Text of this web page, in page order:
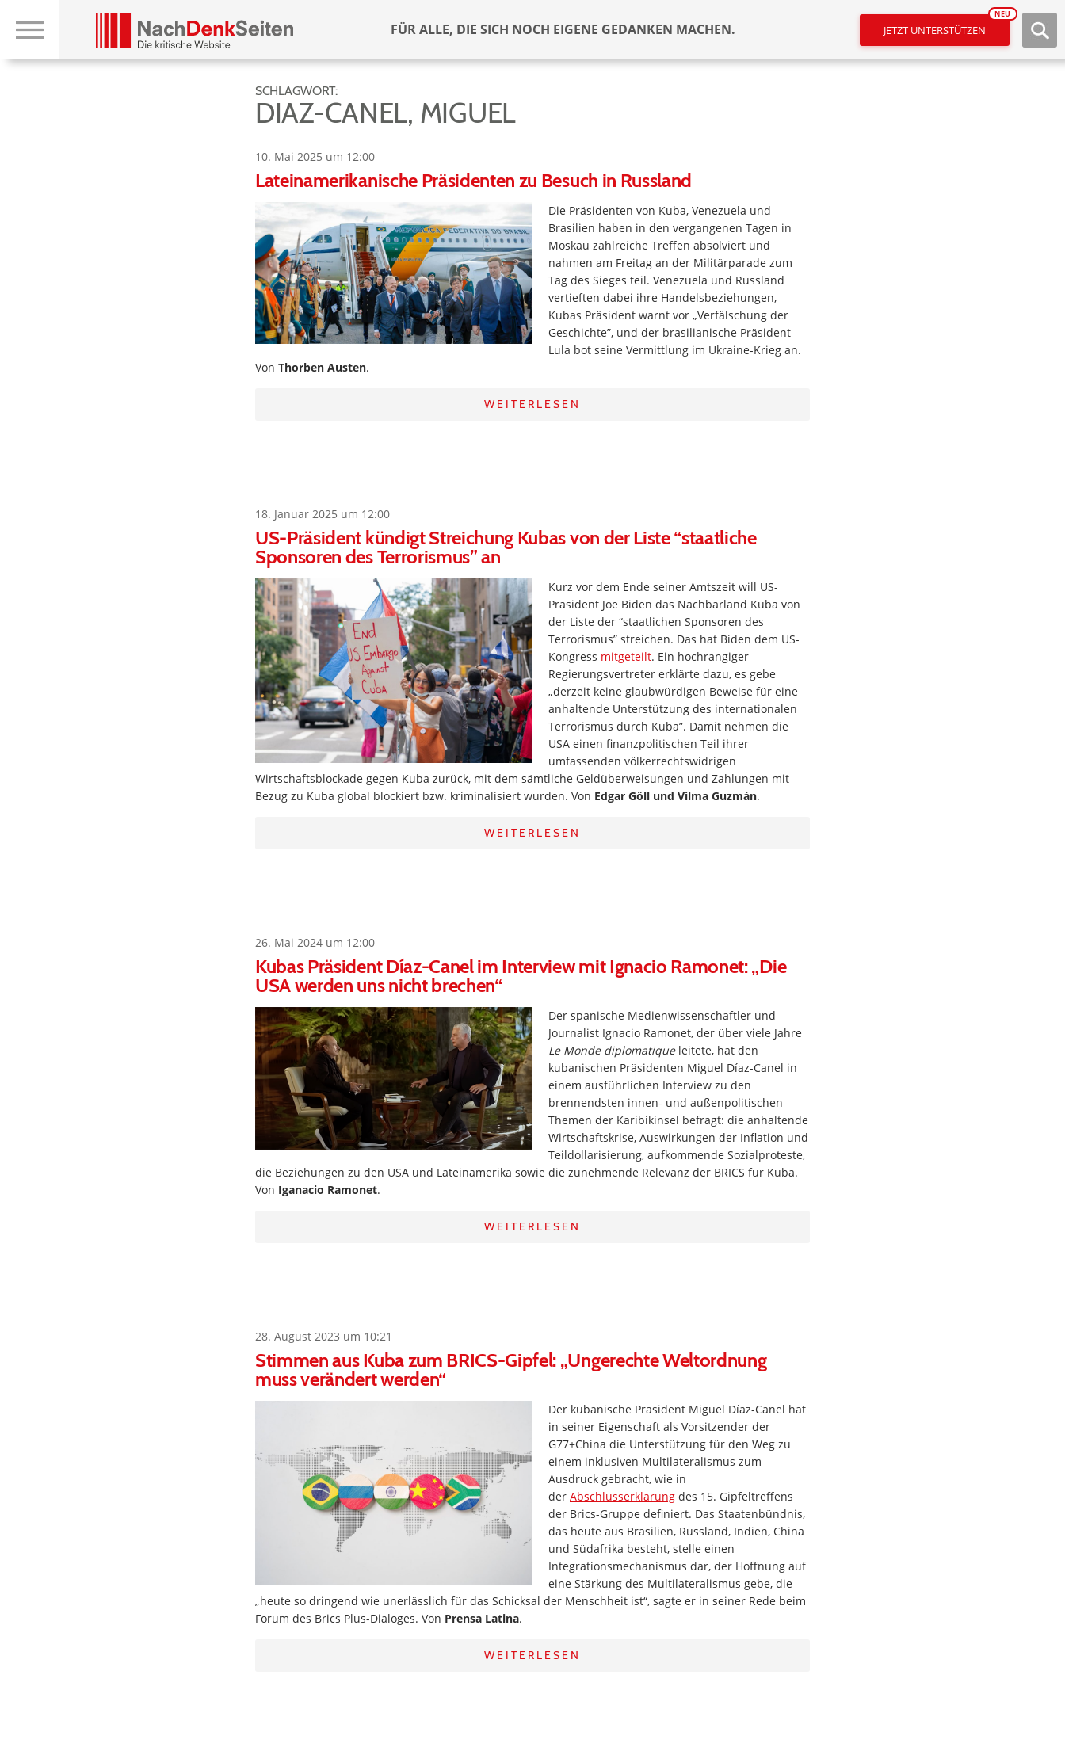
FÜR ALLE, DIE SICH NOCH EIGENE GEDANKEN MACHEN. JETZT UNTERSTÜTZEN
NEU
SCHLAGWORT:
DIAZ-CANEL, MIGUEL
10. Mai 2025 um 12:00
Lateinamerikanische Präsidenten zu Besuch in Russland
Die Präsidenten von Kuba, Venezuela und
Brasilien haben in den vergangenen Tagen in
Moskau zahlreiche Treffen absolviert und
nahmen am Freitag an der Militärparade zum
Tag des Sieges teil. Venezuela und Russland
vertieften dabei ihre Handelsbeziehungen,
Kubas Präsident warnt vor „Verfälschung der
Geschichte”, und der brasilianische Präsident
Lula bot seine Vermittlung im Ukraine-Krieg an.
Von Thorben Austen.
WEITERLESEN
18. Januar 2025 um 12:00
US-Präsident kündigt Streichung Kubas von der Liste “staatliche
Sponsoren des Terrorismus” an
Kurz vor dem Ende seiner Amtszeit will US-
Präsident Joe Biden das Nachbarland Kuba von
der Liste der “staatlichen Sponsoren des
Terrorismus” streichen. Das hat Biden dem US-
Kongress mitgeteilt. Ein hochrangiger
Regierungsvertreter erklärte dazu, es gebe
„derzeit keine glaubwürdigen Beweise für eine
anhaltende Unterstützung des internationalen
Terrorismus durch Kuba”. Damit nehmen die
USA einen finanzpolitischen Teil ihrer
umfassenden völkerrechtswidrigen
Wirtschaftsblockade gegen Kuba zurück, mit dem sämtliche Geldüberweisungen und Zahlungen mit
Bezug zu Kuba global blockiert bzw. kriminalisiert wurden. Von Edgar Göll und Vilma Guzmán.
WEITERLESEN
26. Mai 2024 um 12:00
Kubas Präsident Díaz-Canel im Interview mit Ignacio Ramonet: „Die
USA werden uns nicht brechen“
Der spanische Medienwissenschaftler und
Journalist Ignacio Ramonet, der über viele Jahre
Le Monde diplomatiqueleitete, hat den
kubanischen Präsidenten Miguel Díaz-Canel in
einem ausführlichen Interview zu den
brennendsten innen- und außenpolitischen
Themen der Karibikinsel befragt: die anhaltende
Wirtschaftskrise, Auswirkungen der Inflation und
Teildollarisierung, aufkommende Sozialproteste,
die Beziehungen zu den USA und Lateinamerika sowie die zunehmende Relevanz der BRICS für Kuba.
Von Iganacio Ramonet.
WEITERLESEN
28. August 2023 um 10:21
Stimmen aus Kuba zum BRICS-Gipfel: „Ungerechte Weltordnung
muss verändert werden“
Der kubanische Präsident Miguel Díaz-Canel hat
in seiner Eigenschaft als Vorsitzender der
G77+China die Unterstützung für den Weg zu
einem inklusiven Multilateralismus zum
Ausdruck gebracht, wie in
der Abschlusserklärung des 15. Gipfeltreffens
der Brics-Gruppe definiert. Das Staatenbündnis,
das heute aus Brasilien, Russland, Indien, China
und Südafrika besteht, stelle einen
Integrationsmechanismus dar, der Hoffnung auf
eine Stärkung des Multilateralismus gebe, die
„heute so dringend wie unerlässlich für das Schicksal der Menschheit ist“, sagte er in seiner Rede beim
Forum des Brics Plus-Dialoges. Von Prensa Latina.
WEITERLESEN